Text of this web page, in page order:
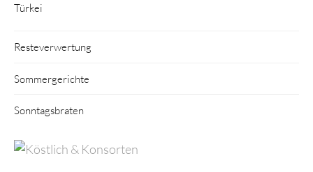
Türkei
Resteverwertung
Sommergerichte
Sonntagsbraten